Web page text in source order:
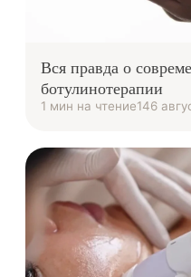
Вся правда о
ботулинотерапии
1 мин на чтение146